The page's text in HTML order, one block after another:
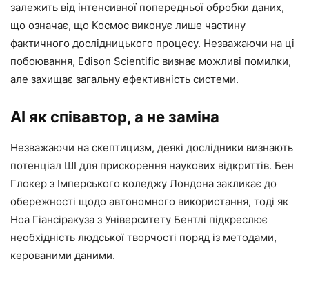
залежить від інтенсивної попередньої обробки даних,
що означає, що Космос виконує лише частину
фактичного дослідницького процесу. Незважаючи на ці
побоювання, Edison Scientific визнає можливі помилки,
але захищає загальну ефективність системи.
AI як співавтор, а не заміна
Незважаючи на скептицизм, деякі дослідники визнають
потенціал ШІ для прискорення наукових відкриттів. Бен
Глокер з Імперського коледжу Лондона закликає до
обережності щодо автономного використання, тоді як
Ноа Гіансіракуза з Університету Бентлі підкреслює
необхідність людської творчості поряд із методами,
керованими даними.